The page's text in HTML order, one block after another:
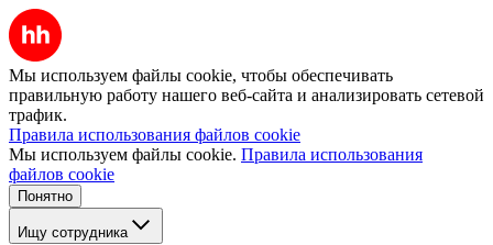
Мы используем файлы cookie, чтобы обеспечивать
правильную работу нашего веб-сайта и анализировать сетевой
трафик.
Правила использования файлов cookie
Мы используем файлы cookie. Правила использования
файлов cookie
Понятно
Ищу сотрудника